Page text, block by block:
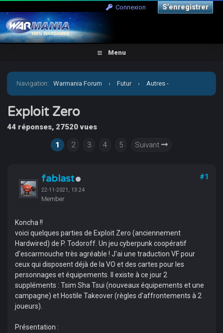
Connexion S’enregistrer
Menu
Navigation:Warmania Forum › Futur › Autres -
Escarmouches › Exploit Zero
Exploit Zero
44 réponses, 27520 vues
1
2 3 4 5 Suivant
fablast
22-11-2021, 13:24
Member
#1
Koncha !!
voici quelques parties de Exploit Zero (anciennement
Hardwired) de P. Todoroff. Un jeu cyberpunk coopératif
d'escarmouche très agréable ! J'ai une traduction VF pour
ceux qui disposent déjà de la VO et des cartes pour les
personnages et équipements. Il existe à ce jour 2
suppléments : Tsim Sha Tsui (nouveaux équipements et une
campagne) et Hostile Takeover (règles d'affrontements à 2
joueurs).
Présentation :